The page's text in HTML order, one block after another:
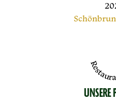
UNSERE